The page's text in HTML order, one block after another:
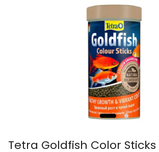
Tetra Goldfish Color